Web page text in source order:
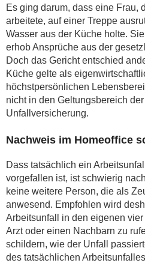
Es ging darum, dass eine Frau,
arbeitete, auf einer Treppe
Wasser aus der Küche holte.
erhob Ansprüche aus der
Doch das Gericht entschied
Küche gelte als
höchstpersönlichen
nicht in den Geltungsbereich
Unfallversicherung.
Nachweis im Homeoffice
Dass tatsächlich ein
vorgefallen ist, ist schwierig
keine weitere Person, die als
anwesend. Empfohlen wird
Arbeitsunfall in den eigenen
Arzt oder einen Nachbarn zu
schildern, wie der Unfall
des tatsächlichen